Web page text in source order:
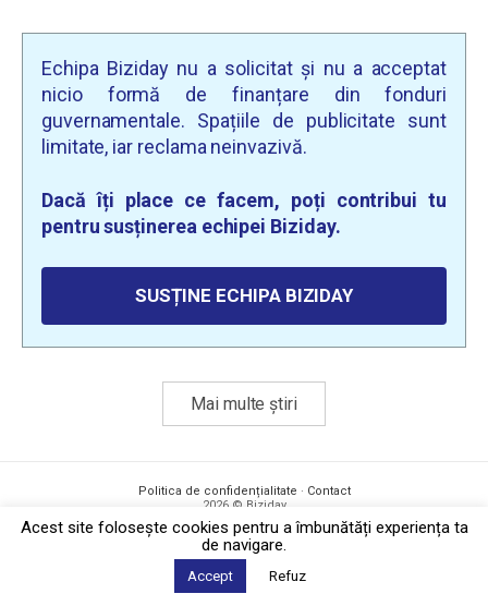
Echipa Biziday nu a solicitat și nu a acceptat
nicio formă de finanțare din fonduri
guvernamentale. Spațiile de publicitate sunt
limitate, iar reclama neinvazivă.
Dacă îți place ce facem, poți contribui tu
pentru susținerea echipei Biziday.
SUSȚINE ECHIPA BIZIDAY
Mai multe știri
Politica de confidențialitate · Contact
2026 © Biziday
Acest site foloseşte cookies pentru a îmbunătăți experiența ta
de navigare.
Accept Refuz